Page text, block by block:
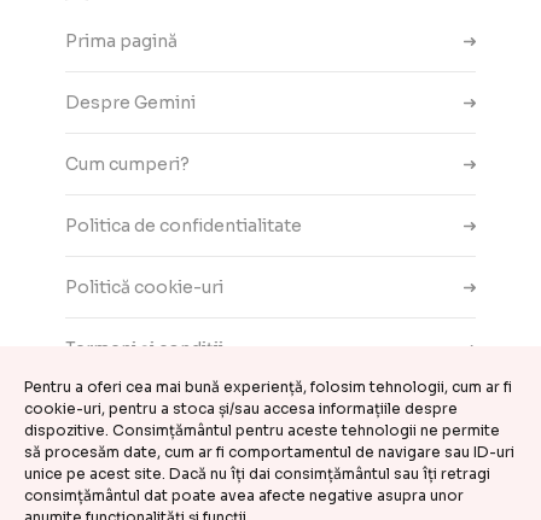
Pentru a oferi cea mai bună experiență, folosim tehnologii, cum ar fi
cookie-uri, pentru a stoca și/sau accesa informațiile despre
dispozitive. Consimțământul pentru aceste tehnologii ne permite
să procesăm date, cum ar fi comportamentul de navigare sau ID-uri
unice pe acest site. Dacă nu îți dai consimțământul sau îți retragi
consimțământul dat poate avea afecte negative asupra unor
Prima pagină
Despre Gemini
Cum cumperi?
Politica de confidentialitate
Politică cookie-uri
Termeni și condiții
Contact
ANPC